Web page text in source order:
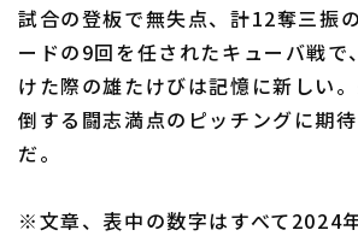
試合の登板で無失点、計12奪三振
ードの9回を任されたキューバ戦で
けた際の雄たけびは記憶に新しい
倒する闘志満点のピッチングに期
だ。
※文章、表中の数字はすべて2024